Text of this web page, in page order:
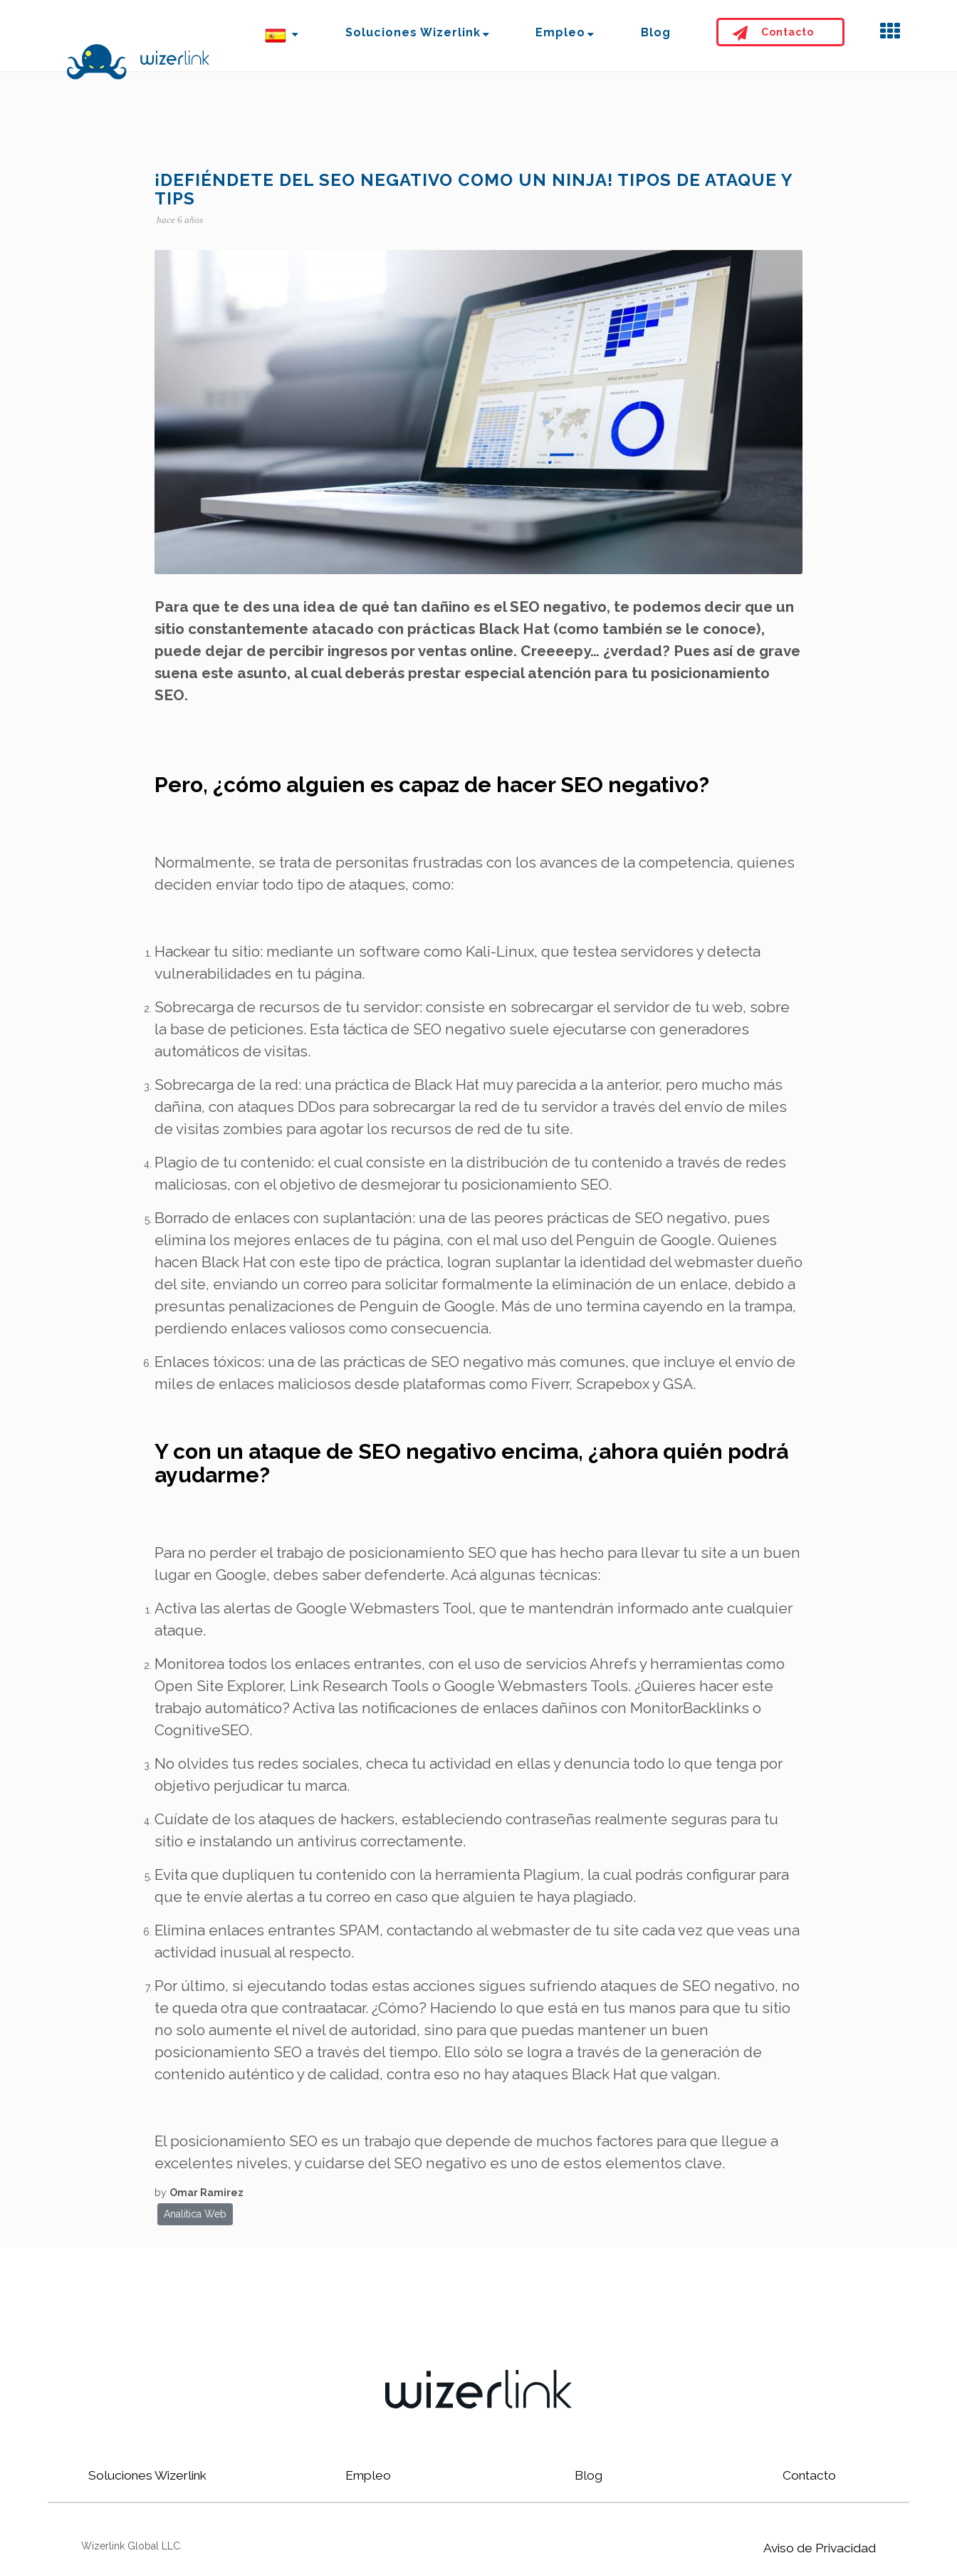
Soluciones Wizerlink Empleo Blog Contacto
¡DEFIÉNDETE DEL SEO NEGATIVO COMO UN NINJA! TIPOS DE ATAQUE Y
TIPS
hace 6 años
Para que te des una idea de qué tan dañino es el SEO negativo, te podemos decir que un
sitio constantemente atacado con prácticas Black Hat (como también se le conoce),
puede dejar de percibir ingresos por ventas online. Creeeepy… ¿verdad? Pues así de grave
suena este asunto, al cual deberás prestar especial atención para tu posicionamiento
SEO.
Pero, ¿cómo alguien es capaz de hacer SEO negativo?
Normalmente, se trata de personitas frustradas con los avances de la competencia, quienes
deciden enviar todo tipo de ataques, como:
Hackear tu sitio: mediante un software como Kali-Linux, que testea servidores y detecta
vulnerabilidades en tu página.
Sobrecarga de recursos de tu servidor: consiste en sobrecargar el servidor de tu web, sobre
la base de peticiones. Esta táctica de SEO negativo suele ejecutarse con generadores
automáticos de visitas.
Sobrecarga de la red: una práctica de Black Hat muy parecida a la anterior, pero mucho más
dañina, con ataques DDos para sobrecargar la red de tu servidor a través del envío de miles
de visitas zombies para agotar los recursos de red de tu site.
Plagio de tu contenido: el cual consiste en la distribución de tu contenido a través de redes
maliciosas, con el objetivo de desmejorar tu posicionamiento SEO.
Borrado de enlaces con suplantación: una de las peores prácticas de SEO negativo, pues
elimina los mejores enlaces de tu página, con el mal uso del Penguin de Google. Quienes
hacen Black Hat con este tipo de práctica, logran suplantar la identidad del webmaster dueño
del site, enviando un correo para solicitar formalmente la eliminación de un enlace, debido a
presuntas penalizaciones de Penguin de Google. Más de uno termina cayendo en la trampa,
perdiendo enlaces valiosos como consecuencia.
Enlaces tóxicos: una de las prácticas de SEO negativo más comunes, que incluye el envío de
miles de enlaces maliciosos desde plataformas como Fiverr, Scrapebox y GSA.
Y con un ataque de SEO negativo encima, ¿ahora quién podrá
ayudarme?
Para no perder el trabajo de posicionamiento SEO que has hecho para llevar tu site a un buen
lugar en Google, debes saber defenderte. Acá algunas técnicas:
Activa las alertas de Google Webmasters Tool, que te mantendrán informado ante cualquier
ataque.
Monitorea todos los enlaces entrantes, con el uso de servicios Ahrefs y herramientas como
Open Site Explorer, Link Research Tools o Google Webmasters Tools. ¿Quieres hacer este
trabajo automático? Activa las notificaciones de enlaces dañinos con MonitorBacklinks o
CognitiveSEO.
No olvides tus redes sociales, checa tu actividad en ellas y denuncia todo lo que tenga por
objetivo perjudicar tu marca.
Cuídate de los ataques de hackers, estableciendo contraseñas realmente seguras para tu
sitio e instalando un antivirus correctamente.
Evita que dupliquen tu contenido con la herramienta Plagium, la cual podrás configurar para
que te envíe alertas a tu correo en caso que alguien te haya plagiado.
Elimina enlaces entrantes SPAM, contactando al webmaster de tu site cada vez que veas una
actividad inusual al respecto.
Por último, si ejecutando todas estas acciones sigues sufriendo ataques de SEO negativo, no
te queda otra que contraatacar. ¿Cómo? Haciendo lo que está en tus manos para que tu sitio
no solo aumente el nivel de autoridad, sino para que puedas mantener un buen
posicionamiento SEO a través del tiempo. Ello sólo se logra a través de la generación de
contenido auténtico y de calidad, contra eso no hay ataques Black Hat que valgan.
El posicionamiento SEO es un trabajo que depende de muchos factores para que llegue a
excelentes niveles, y cuidarse del SEO negativo es uno de estos elementos clave.
by Omar Ramirez
Analitica Web
Soluciones Wizerlink Empleo Blog Contacto
Wizerlink Global LLC. Aviso de Privacidad